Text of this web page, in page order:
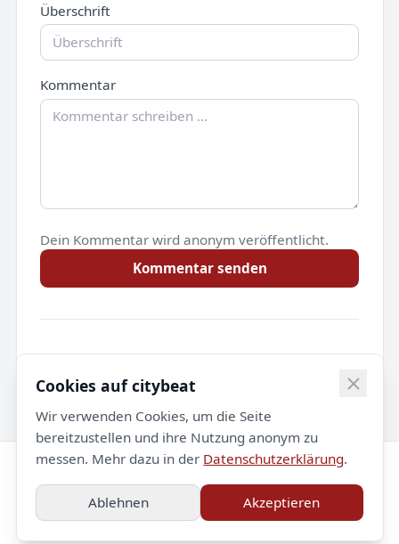
Überschrift
Kommentar
Dein Kommentar wird anonym veröffentlicht.
Kommentar senden
Noch keine Kommentare.
© 2026 citybeat. Alle Rechte vorbehalten.
Impressum
Datenschutz Kontakt
Cookies auf citybeat
Wir verwenden Cookies, um die Seite
bereitzustellen und ihre Nutzung anonym zu
messen. Mehr dazu in der Datenschutzerklärung.
Ablehnen Akzeptieren